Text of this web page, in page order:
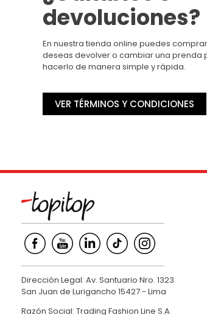
devoluciones?
En nuestra tienda online puedes
deseas devolver o cambiar una prenda
hacerlo de manera simple y rápida.
VER TÉRMINOS Y CONDICIONES
Dirección Legal: Av. Santuario Nro. 1323
San Juan de Lurigancho 15427 - Lima
Razón Social: Trading Fashion Line S.A.